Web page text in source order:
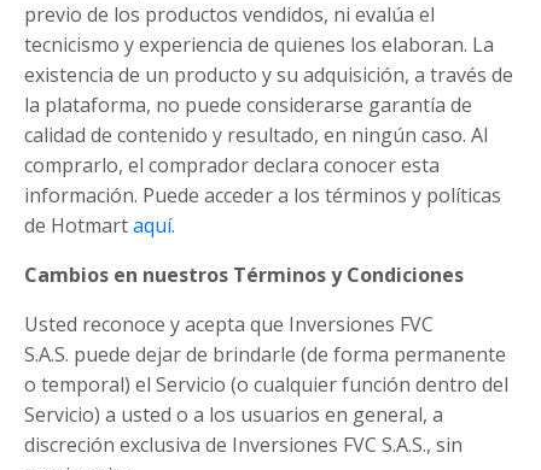
previo de los productos vendidos, ni evalúa el
tecnicismo y experiencia de quienes los elaboran. La
existencia de un producto y su adquisición, a través de
la plataforma, no puede considerarse garantía de
calidad de contenido y resultado, en ningún caso. Al
comprarlo, el comprador declara conocer esta
información. Puede acceder a los términos y políticas
de Hotmartaquí.
Cambios en nuestros Términos y Condiciones
Usted reconoce y acepta que Inversiones FVC
S.A.S. puede dejar de brindarle (de forma permanente
o temporal) el Servicio (o cualquier función dentro del
Servicio) a usted o a los usuarios en general, a
discreción exclusiva de Inversiones FVC S.A.S., sin